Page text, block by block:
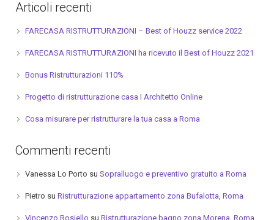
Articoli recenti
FARECASA RISTRUTTURAZIONI – Best of Houzz service 2022
FARECASA RISTRUTTURAZIONI ha ricevuto il Best of Houzz 2021
Bonus Ristrutturazioni 110%
Progetto di ristrutturazione casa I Architetto Online
Cosa misurare per ristrutturare la tua casa a Roma
Commenti recenti
Vanessa Lo Porto su Sopralluogo e preventivo gratuito a Roma
Pietro su Ristrutturazione appartamento zona Bufalotta, Roma
Vincenzo Rosiello su Ristrutturazione bagno zona Morena, Roma